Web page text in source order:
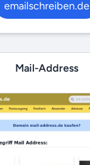
emailschreiben.de
Mail-Address